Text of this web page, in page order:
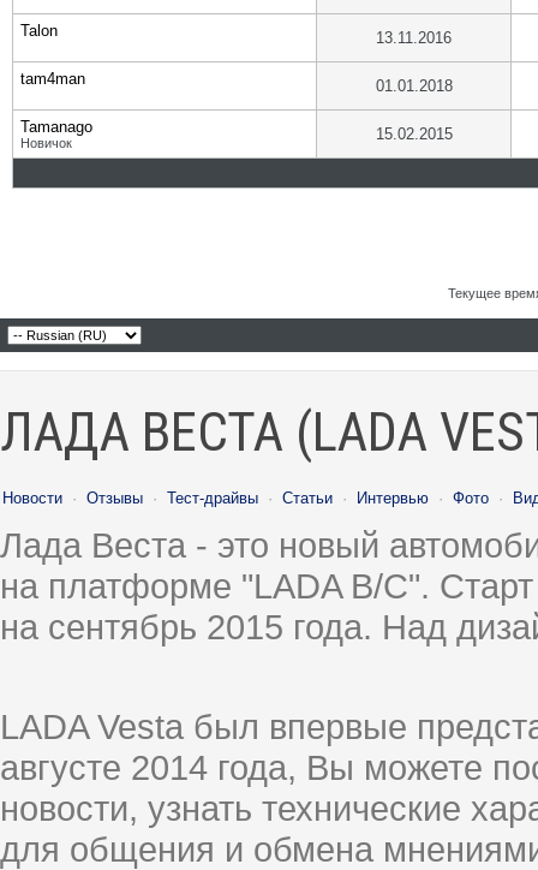
Talon 13.11.2016
tam4man 01.01.2018
Tamanago
Новичок 15.02.2015
Текущее
ЛАДА ВЕСТА (LADA
Новости · Отзывы · Тест-драйвы · Статьи · Интервью · Фото ·
Лада Веста - это новый
на платформе "LADA B/C".
на сентябрь 2015 года. Над
LADA Vesta был впервые
августе 2014 года, Вы можете
новости, узнать технические
для общения и обмена